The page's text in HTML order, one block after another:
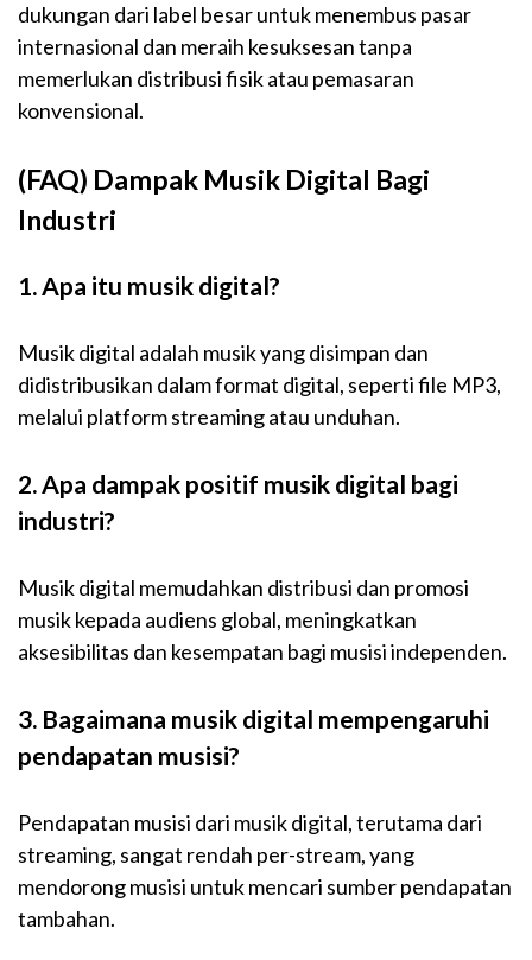
dukungan dari label besar untuk menembus pasar
internasional dan meraih kesuksesan tanpa
memerlukan distribusi fisik atau pemasaran
konvensional.
(FAQ) Dampak Musik Digital Bagi
Industri
1. Apa itu musik digital?
Musik digital adalah musik yang disimpan dan
didistribusikan dalam format digital, seperti file MP3,
melalui platform streaming atau unduhan.
2. Apa dampak positif musik digital bagi
industri?
Musik digital memudahkan distribusi dan promosi
musik kepada audiens global, meningkatkan
aksesibilitas dan kesempatan bagi musisi independen.
3. Bagaimana musik digital mempengaruhi
pendapatan musisi?
Pendapatan musisi dari musik digital, terutama dari
streaming, sangat rendah per-stream, yang
mendorong musisi untuk mencari sumber pendapatan
tambahan.